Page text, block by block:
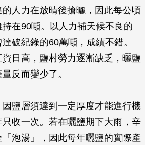
人力在放晴後搶曬，因此每公頃
在90噸。以人力補天候不良的
破紀錄的60萬噸，成績不錯。
日高，鹽村勞力逐漸缺乏，曬鹽
反而變少了。
鹽層須達到一定厚度才能進行機
收一次。若在曬鹽期下大雨，辛
泡湯」，因此每年曬鹽的實際產